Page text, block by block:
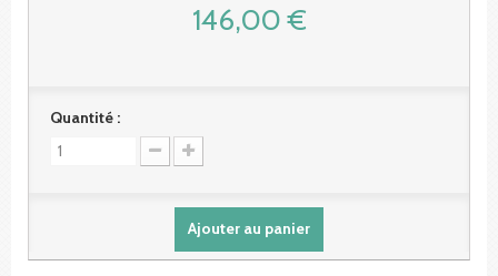
146,00 €
Quantité :
Ajouter au panier